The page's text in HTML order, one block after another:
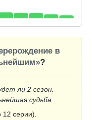
в
?
ли 2 сезон.
судьба.
12 серии).